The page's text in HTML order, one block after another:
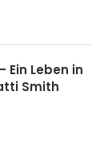
Ein Leben in
Smith